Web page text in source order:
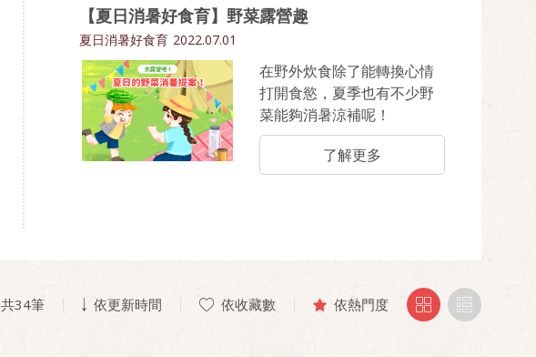
【夏日消暑好食育】野菜露營趣
夏日消暑好食育 2022.07.01
在野外炊食除了能轉換心情
打開食慾，夏季也有不少野
菜能夠消暑涼補呢！
了解更多
共34筆 依更新時間 依收藏數 依熱門度